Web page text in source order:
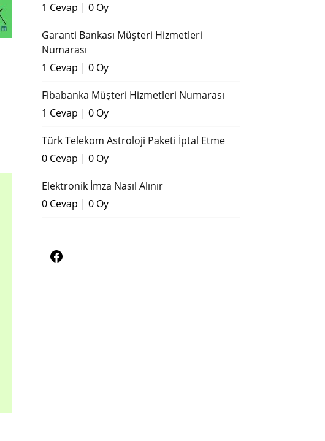
1 Cevap | 0 Oy
Garanti Bankası Müşteri Hizmetleri
Numarası
1 Cevap | 0 Oy
Fibabanka Müşteri Hizmetleri Numarası
1 Cevap | 0 Oy
Türk Telekom Astroloji Paketi İptal Etme
0 Cevap | 0 Oy
Elektronik İmza Nasıl Alınır
0 Cevap | 0 Oy